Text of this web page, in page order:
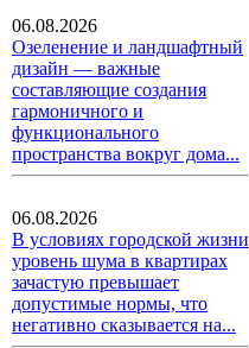
06.08.2026
Озеленение и ландшафтный
дизайн — важные
составляющие создания
гармоничного и
функционального
пространства вокруг дома...
06.08.2026
В условиях городской жизни
уровень шума в квартирах
зачастую превышает
допустимые нормы, что
негативно сказывается на...